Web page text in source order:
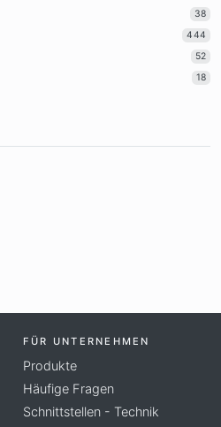
38
444
52
18
FÜR UNTERNEHMEN
Produkte
Häufige Fragen
Schnittstellen - Technik